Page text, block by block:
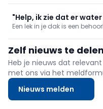
letten bij uw verfkeuze? Wij
"Help, ik zie dat er
Een lek in je dak is een
zelf kan doen om erger te
Zelf nieuws te
Heb je nieuws dat
met ons via het
Nieuws melden